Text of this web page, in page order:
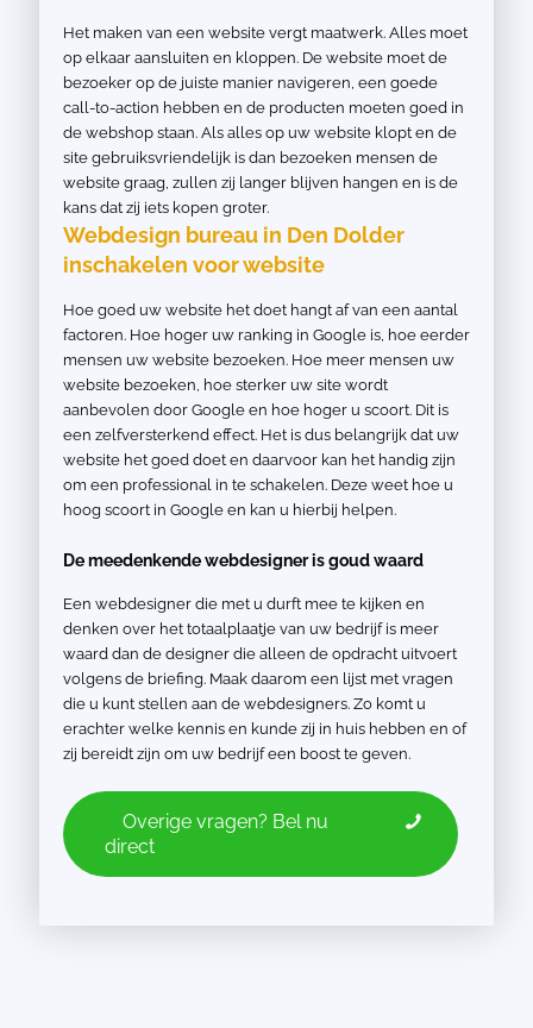
Het maken van een website vergt maatwerk. Alles moet
op elkaar aansluiten en kloppen. De website moet de
bezoeker op de juiste manier navigeren, een goede
call-to-action hebben en de producten moeten goed in
de webshop staan. Als alles op uw website klopt en de
site gebruiksvriendelijk is dan bezoeken mensen de
website graag, zullen zij langer blijven hangen en is de
kans dat zij iets kopen groter.
Webdesign bureau in Den Dolder
inschakelen voor website
Hoe goed uw website het doet hangt af van een aantal
factoren. Hoe hoger uw ranking in Google is, hoe eerder
mensen uw website bezoeken. Hoe meer mensen uw
website bezoeken, hoe sterker uw site wordt
aanbevolen door Google en hoe hoger u scoort. Dit is
een zelfversterkend effect. Het is dus belangrijk dat uw
website het goed doet en daarvoor kan het handig zijn
om een professional in te schakelen. Deze weet hoe u
hoog scoort in Google en kan u hierbij helpen.
De meedenkende webdesigner is goud waard
Een webdesigner die met u durft mee te kijken en
denken over het totaalplaatje van uw bedrijf is meer
waard dan de designer die alleen de opdracht uitvoert
volgens de briefing. Maak daarom een lijst met vragen
die u kunt stellen aan de webdesigners. Zo komt u
erachter welke kennis en kunde zij in huis hebben en of
zij bereidt zijn om uw bedrijf een boost te geven.
Overige vragen? Bel nu
direct